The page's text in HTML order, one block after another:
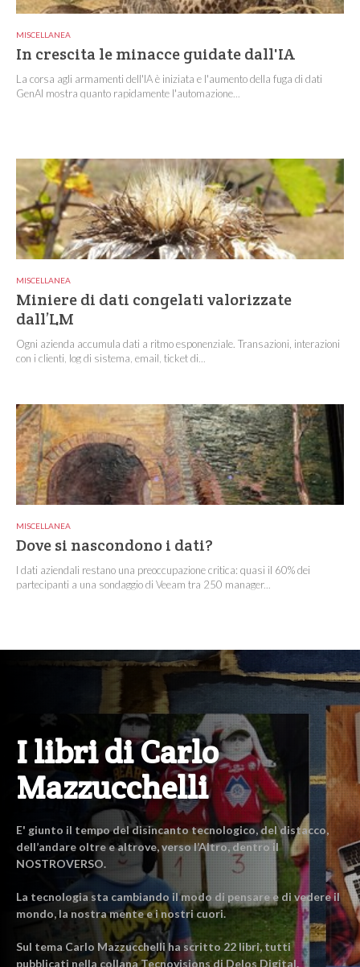
MISCELLANEA
In crescita le minacce guidate dall'IA
La corsa agli armamenti dell'IA è iniziata e l'aumento della fuga di dati
GenAI mostra quanto rapidamente l'automazione...
MISCELLANEA
Miniere di dati congelati valorizzate
dall’LM
Ogni azienda accumula dati a ritmo esponenziale. Transazioni, interazioni
con i clienti, log di sistema, email, ticket di...
MISCELLANEA
Dove si nascondono i dati?
I dati aziendali restano una preoccupazione critica: quasi il 60% dei
partecipanti a una sondaggio di Veeam tra 250 manager...
I libri di Carlo
Mazzucchelli
E' giunto il tempo del disincanto tecnologico, del distacco,
dell’andare oltre e altrove, verso l’Altro, dentro il
NOSTROVERSO.
La tecnologia sta cambiando il modo di pensare e di vedere il
mondo, la nostra mente e i nostri cuori.
Sul tema Carlo Mazzucchelli ha scritto 22 libri, tutti
pubblicati nella collana Tecnovisions di Delos Digital.